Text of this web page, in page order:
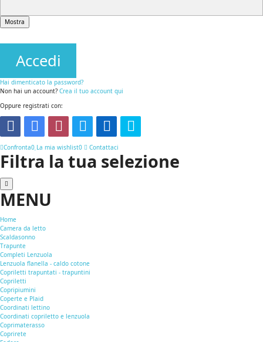
Mostra
Accedi
Hai dimenticato la password?
Non hai un account? Crea il tuo account qui
Oppure registrati con:
Confronta0 La mia wishlist0 Contattaci
Filtra la tua selezione
MENU
Home
Camera da letto
Scaldasonno
Trapunte
Completi Lenzuola
Lenzuola flanella - caldo cotone
Copriletti trapuntati - trapuntini
Copriletti
Copripiumini
Coperte e Plaid
Coordinati lettino
Coordinati copriletto e lenzuola
Coprimaterasso
Coprirete